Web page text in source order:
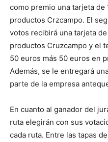
como premio una tarjeta de
productos Crzcampo. El
votos recibirá una tarjeta
productos Cruzcampo y el
50 euros más 50 euros en
Además, se le entregará
parte de la empresa
En cuanto al ganador del
ruta elegirán con sus
cada ruta. Entre las tapas